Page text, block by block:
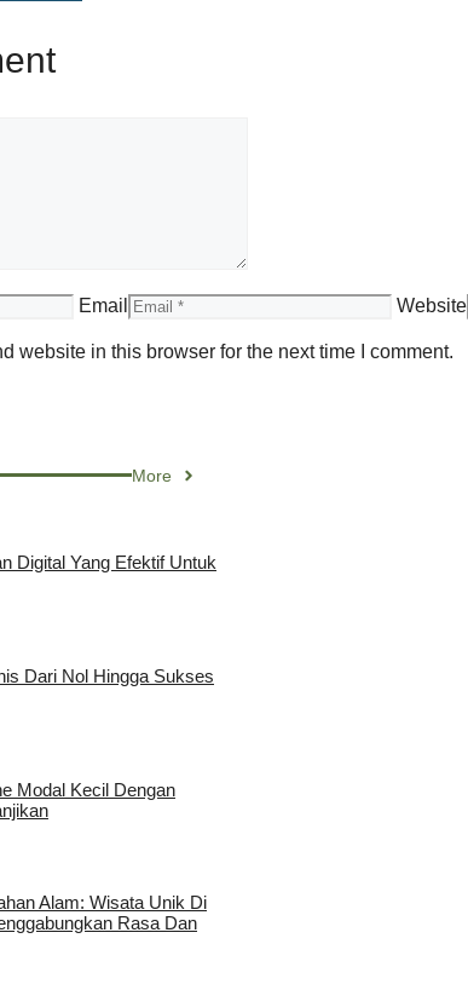
Email Website
website in this browser for the next time I comment.
More
Digital Yang Efektif Untuk
Dari Nol Hingga Sukses
Modal Kecil Dengan
Alam: Wisata Unik Di
Rasa Dan